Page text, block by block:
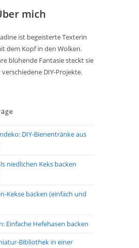
mich
ist begeisterte Texterin
dem Kopf in den Wolken.
blühende Fantasie steckt sie
verschiedene DIY-Projekte.
DIY-Bienentränke aus
niedlichen Keks backen
Kekse backen (einfach und
Einfache Hefehasen backen
Bibliothek in einer